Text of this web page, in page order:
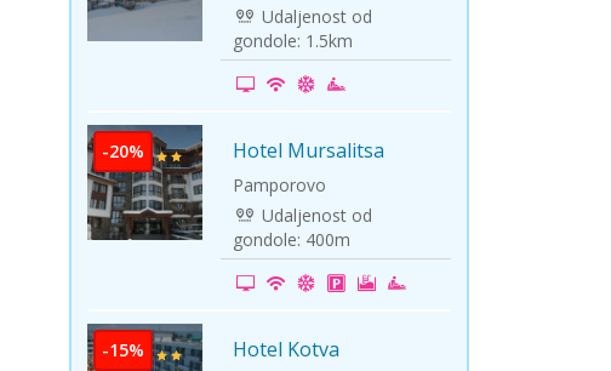
Udaljenost od
gondole: 1.5km
-20% Hotel Mursalitsa
Pamporovo
Udaljenost od
gondole: 400m
-15% Hotel Kotva